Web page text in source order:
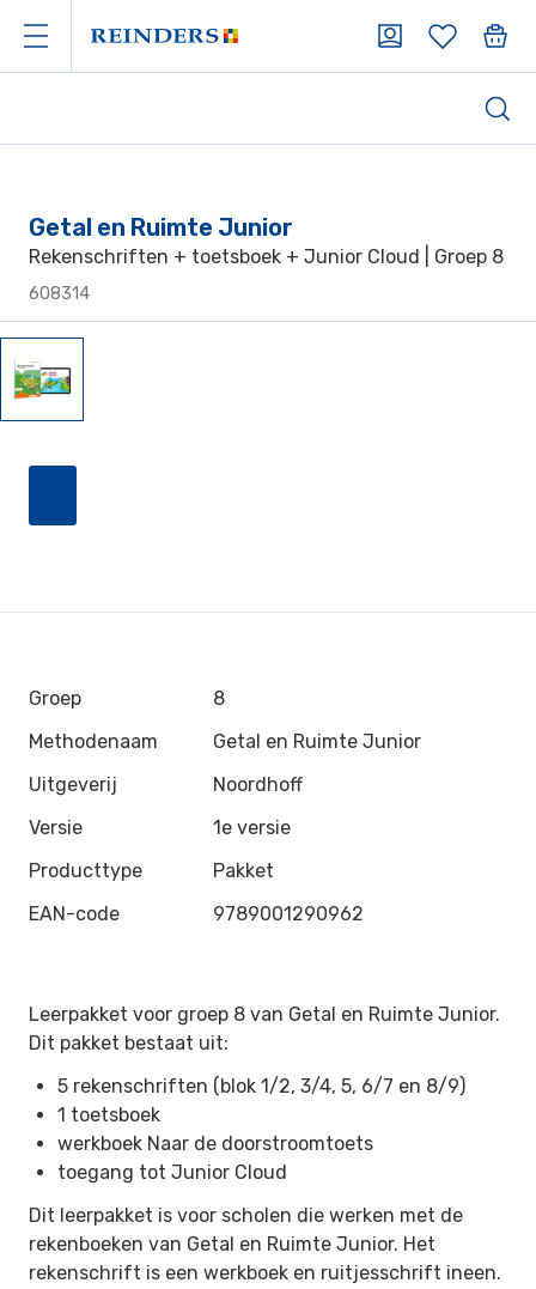
Getal en Ruimte Junior
Rekenschriften + toetsboek + Junior Cloud | Groep 8
608314
Groep
8
Methodenaam
Getal en Ruimte Junior
Uitgeverij
Noordhoff
Versie
1e versie
Producttype
Pakket
EAN-code
9789001290962
Leerpakket voor groep 8 van Getal en Ruimte Junior.
Dit pakket bestaat uit:
5 rekenschriften (blok 1/2, 3/4, 5, 6/7 en 8/9)
1 toetsboek
werkboek Naar de doorstroomtoets
toegang tot Junior Cloud
Dit leerpakket is voor scholen die werken met de
rekenboeken van Getal en Ruimte Junior. Het
rekenschrift is een werkboek en ruitjesschrift ineen.